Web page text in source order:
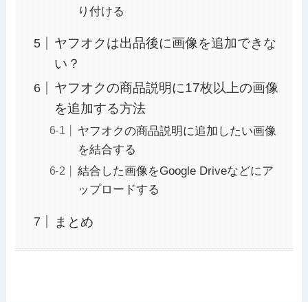
り付ける
ヤフオクは出品後に画像を追加できな
い？
ヤフオクの商品説明に17枚以上の画像
を追加する方法
ヤフオクの商品説明に追加したい画像
を結合する
結合した画像をGoogle Driveなどにア
ップロードする
まとめ